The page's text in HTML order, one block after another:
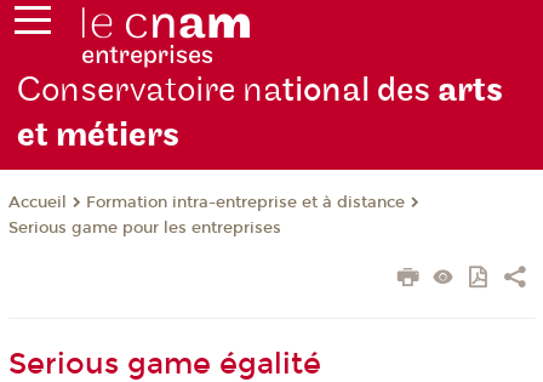
Conservatoire national des arts
et métiers
Accueil
Formation intra-entreprise et à distance
Serious game pour les entreprises
Serious game égalité